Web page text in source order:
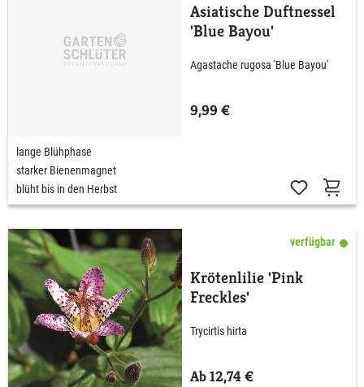
Asiatische Duftnessel
'Blue Bayou'
Agastache rugosa 'Blue Bayou'
9,99 €
lange Blühphase
starker Bienenmagnet
blüht bis in den Herbst
verfügbar
Krötenlilie 'Pink
Freckles'
Trycirtis hirta
Ab 12,74 €